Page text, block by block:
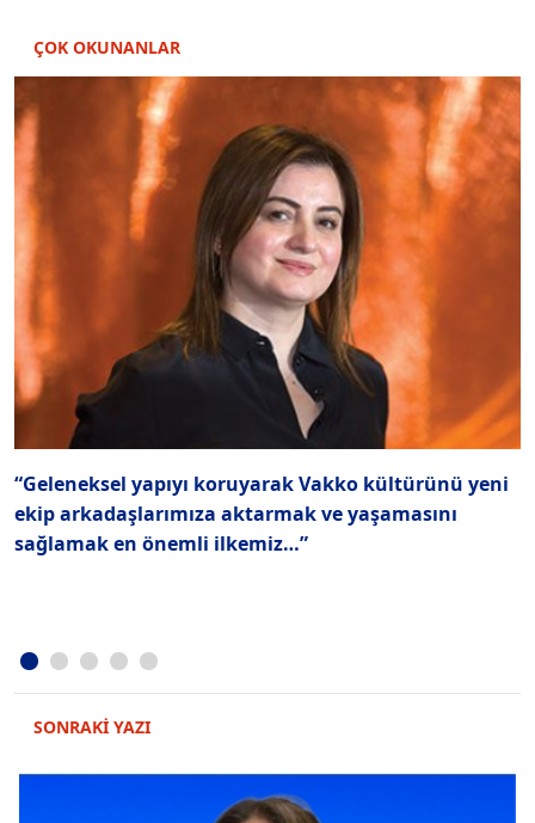
ÇOK OKUNANLAR
“Geleneksel yapıyı koruyarak Vakko kültürünü yeni
ekip arkadaşlarımıza aktarmak ve yaşamasını
sağlamak en önemli ilkemiz…”
SONRAKİ YAZI